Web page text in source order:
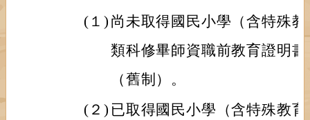
(１) 尚未取得國民小學（含特殊
類科修畢師資職前教育證明
（舊制）。
(２) 已取得國民小學（含特殊教